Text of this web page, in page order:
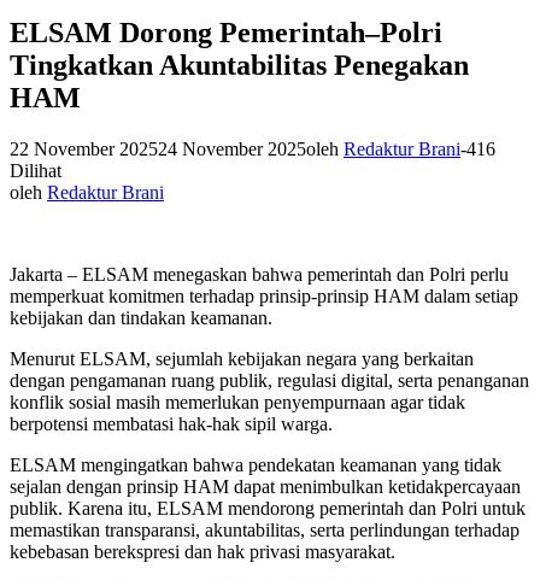
ELSAM Dorong Pemerintah–Polri
Tingkatkan Akuntabilitas Penegakan
HAM
22 November 202524 November 2025oleh Redaktur Brani-416
Dilihat
oleh Redaktur Brani
Jakarta – ELSAM menegaskan bahwa pemerintah dan Polri perlu
memperkuat komitmen terhadap prinsip-prinsip HAM dalam setiap
kebijakan dan tindakan keamanan.
Menurut ELSAM, sejumlah kebijakan negara yang berkaitan
dengan pengamanan ruang publik, regulasi digital, serta penanganan
konflik sosial masih memerlukan penyempurnaan agar tidak
berpotensi membatasi hak-hak sipil warga.
ELSAM mengingatkan bahwa pendekatan keamanan yang tidak
sejalan dengan prinsip HAM dapat menimbulkan ketidakpercayaan
publik. Karena itu, ELSAM mendorong pemerintah dan Polri untuk
memastikan transparansi, akuntabilitas, serta perlindungan terhadap
kebebasan berekspresi dan hak privasi masyarakat.